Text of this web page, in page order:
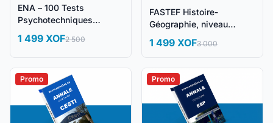
ENA – 100 Tests
Psychotechniques
1 499 XOF2 500
FASTEF Histoire-
Géographie, niveau
1 499 XOF3 000
Promo Promo